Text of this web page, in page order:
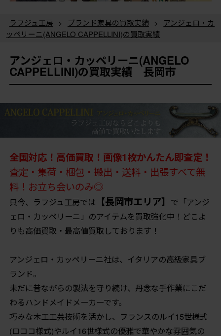
ラフジュ工房 > ブランド家具の買取実績 >
アンジェロ・カ
ッペリーニ(ANGELO CAPPELLINI)の買取実績
アンジェロ・カッペリーニ(ANGELO
CAPPELLINI)の買取実績 長岡市
全国対応！高価買取！画像1枚かんたん即査定！
査定・集荷・梱包・搬出・送料・出張すべて無
料！お立ち会いのみ◎
只今、ラフジュ工房では 【長岡市エリア】 で「アンジ
ェロ・カッペリーニ」のアイテムを買取強化中！どこよ
りも高価買取・最高値買取しております！
アンジェロ・カッペリーニ社は、イタリアの高級家具ブ
ランド。
未だに昔ながらの製法を守り続け、丹念な手作業にこだ
わるハンドメイドメーカーです。
巧みな木工工芸技術を活かし、フランスのルイ15世様式
(ロココ様式)やルイ16世様式の優雅で華やかな雰囲気の